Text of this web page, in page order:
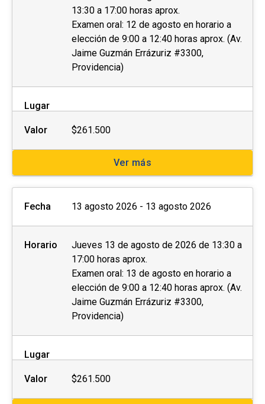
Las personas interesadas deberán completar la
ficha de postulación que se encuentra al costado
derecho de esta página web y enviar los
siguientes documentos al momento de la
postulación o de manera posterior a la
coordinación a cargo:
Fotocopia simple del carnet de identidad por
Otros (preguntar a la unidad)
asistencia adecuadas, invitamos a
(visual o auditiva) u otra, a dar aviso de esto
durante el proceso de postulación.
postular no asegura el cupo, una vez
inscrito o aceptado en el programa se debe
pagar el valor completo de la actividad para
estar matriculado.
13:30 a 17:00 horas aprox.
Examen oral: 12 de agosto en horario a
elección de 9:00 a 12:40 horas aprox. (Av.
Jaime Guzmán Errázuriz #3300,
Providencia)
Lugar
Valor $261.500
Ver más
Fecha 13 agosto 2026 - 13 agosto 2026
Horario
Jueves 13 de agosto de 2026 de 13:30 a
17:00 horas aprox.
Examen oral: 13 de agosto en horario a
elección de 9:00 a 12:40 horas aprox. (Av.
Jaime Guzmán Errázuriz #3300,
Providencia)
Lugar
Valor $261.500